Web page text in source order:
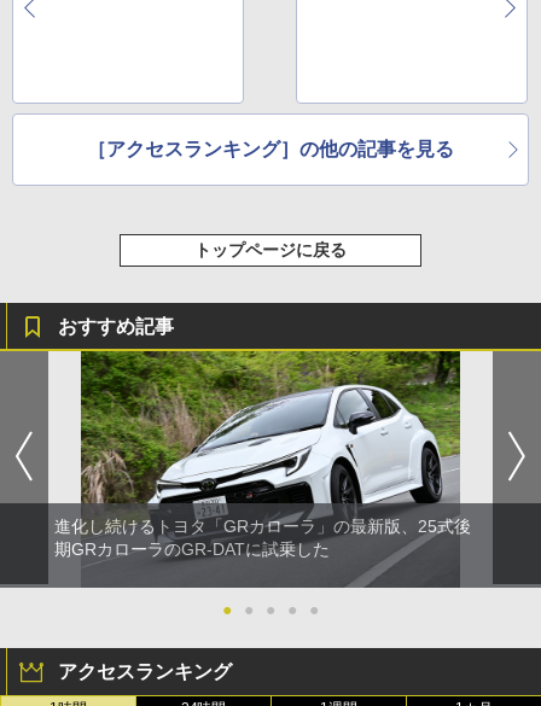
［アクセスランキング］の他の記事を見る
トップページに戻る
おすすめ記事
進化し続けるトヨタ「GRカローラ」の最新版、25式後
期GRカローラのGR-DATに試乗した
● ● ● ● ●
アクセスランキング